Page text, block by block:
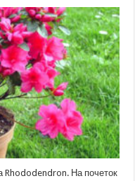
Rhododendron. На почеток